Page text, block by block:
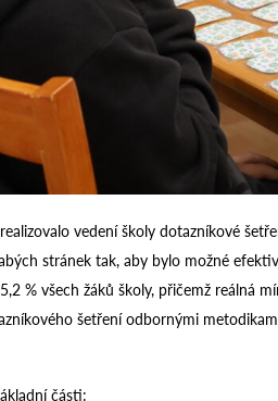
vedení školy dotazníkové
stránek tak, aby bylo možné
% všech žáků školy, přičemž reálná
šetření odbornými
části: